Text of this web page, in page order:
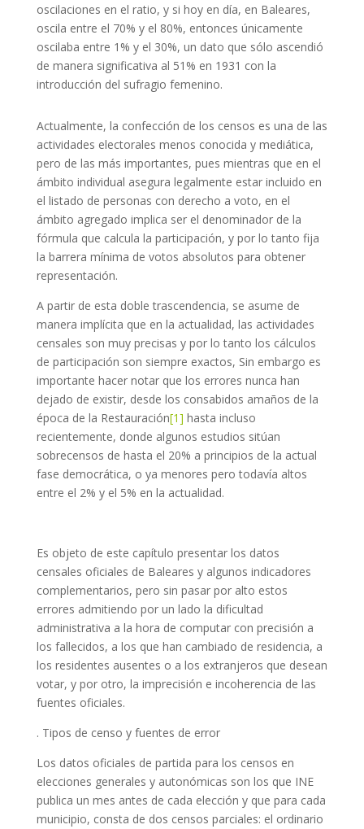
oscilaciones en el ratio, y si hoy en día, en Baleares,
oscila entre el 70% y el 80%, entonces únicamente
oscilaba entre 1% y el 30%, un dato que sólo ascendió
de manera significativa al 51% en 1931 con la
introducción del sufragio femenino.
Actualmente, la confección de los censos es una de las
actividades electorales menos conocida y mediática,
pero de las más importantes, pues mientras que en el
ámbito individual asegura legalmente estar incluido en
el listado de personas con derecho a voto, en el
ámbito agregado implica ser el denominador de la
fórmula que calcula la participación, y por lo tanto fija
la barrera mínima de votos absolutos para obtener
representación.
A partir de esta doble trascendencia, se asume de
manera implícita que en la actualidad, las actividades
censales son muy precisas y por lo tanto los cálculos
de participación son siempre exactos, Sin embargo es
importante hacer notar que los errores nunca han
dejado de existir, desde los consabidos amaños de la
época de la Restauración[1] hasta incluso
recientemente, donde algunos estudios sitúan
sobrecensos de hasta el 20% a principios de la actual
fase democrática, o ya menores pero todavía altos
entre el 2% y el 5% en la actualidad.
Es objeto de este capítulo presentar los datos
censales oficiales de Baleares y algunos indicadores
complementarios, pero sin pasar por alto estos
errores admitiendo por un lado la dificultad
administrativa a la hora de computar con precisión a
los fallecidos, a los que han cambiado de residencia, a
los residentes ausentes o a los extranjeros que desean
votar, y por otro, la imprecisión e incoherencia de las
fuentes oficiales.
. Tipos de censo y fuentes de error
Los datos oficiales de partida para los censos en
elecciones generales y autonómicas son los que INE
publica un mes antes de cada elección y que para cada
municipio, consta de dos censos parciales: el ordinario